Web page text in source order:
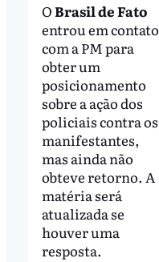
OBrasil de Fato
entrou em contato
com a PM para
obter um
posicionamento
sobre a ação dos
policiais contra os
manifestantes,
mas ainda não
obteve retorno. A
matéria será
atualizada se
houver uma
resposta.